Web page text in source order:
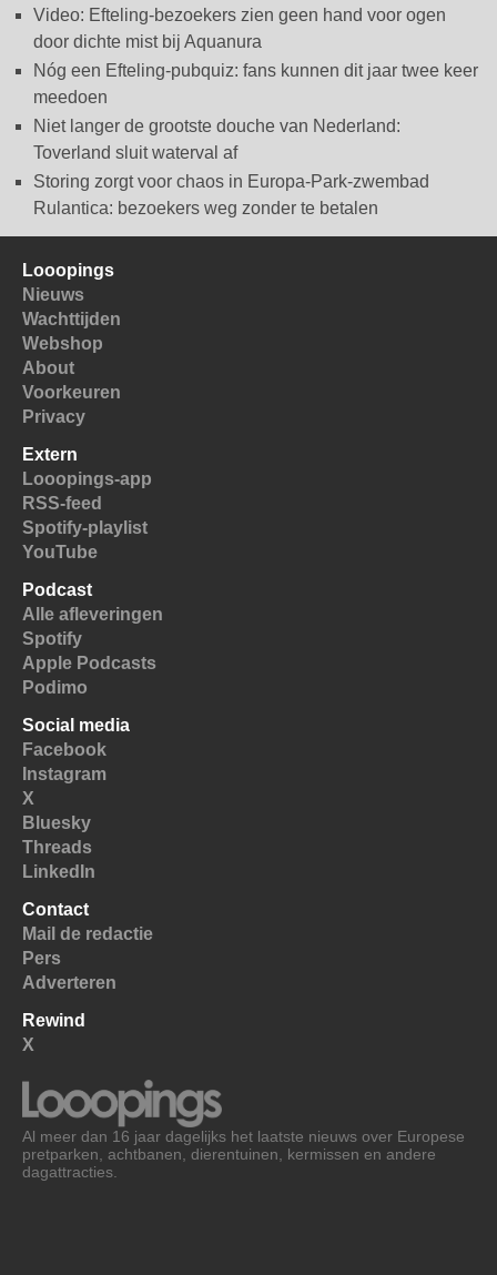
Video: Efteling-bezoekers zien geen hand voor ogen
door dichte mist bij Aquanura
Nóg een Efteling-pubquiz: fans kunnen dit jaar twee keer
meedoen
Niet langer de grootste douche van Nederland:
Toverland sluit waterval af
Storing zorgt voor chaos in Europa-Park-zwembad
Rulantica: bezoekers weg zonder te betalen
Looopings
Nieuws
Wachttijden
Webshop
About
Voorkeuren
Privacy
Extern
Looopings-app
RSS-feed
Spotify-playlist
YouTube
Podcast
Alle afleveringen
Spotify
Apple Podcasts
Podimo
Social media
Facebook
Instagram
X
Bluesky
Threads
LinkedIn
Contact
Mail de redactie
Pers
Adverteren
Rewind
X
Al meer dan 16 jaar dagelijks het laatste nieuws over Europese
pretparken, achtbanen, dierentuinen, kermissen en andere
dagattracties.